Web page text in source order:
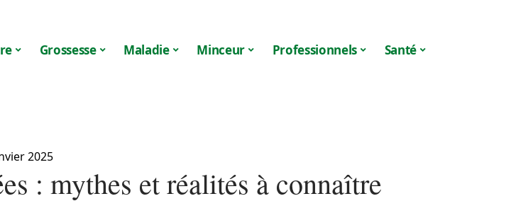
Grossesse Maladie Minceur Professionnels Santé
2025
: mythes et réalités à connaître